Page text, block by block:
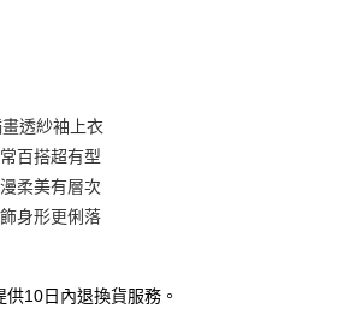
永豐商業銀行
透紗袖上衣
百搭超有型
柔美有層次
身形更俐落
10日內退換貨服務。